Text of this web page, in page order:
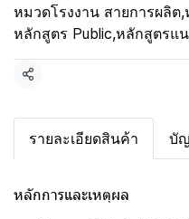
หมวดโรงงาน สายการผลิต,
หลักสูตร Public,หลักสูตรแ
แชร์
รายละเอียดสินค้า บั
หลักการและเหตุผล